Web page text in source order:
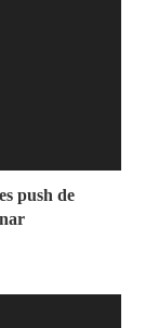
push de